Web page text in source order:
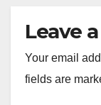
Leave
Your email
fields are